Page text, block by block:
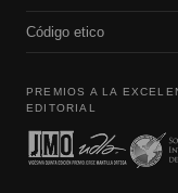
Código etico
PREMIOS A LA
EDITORIAL